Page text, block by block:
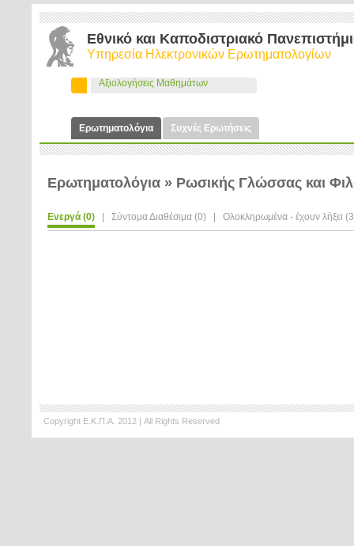
Εθνικό και Καποδιστριακό
Υπηρεσία Ηλεκτρονικών Ερωτηματολογίων
Αξιολογήσεις Μαθημάτων
Ερωτηματολόγια Συχνές Ερωτήσεις
Ερωτηματολόγια » Ρωσικής Γλώσσας και
Ενεργά (0) | Σύντομα Διαθέσιμα (0) | Ολοκληρωμένα - έχουν λήξει
Copyright Ε.Κ.Π.Α. 2012 | All Rights Reserved